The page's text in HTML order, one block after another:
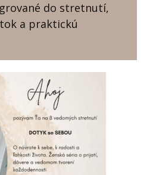
do stretnutí,
a praktickú